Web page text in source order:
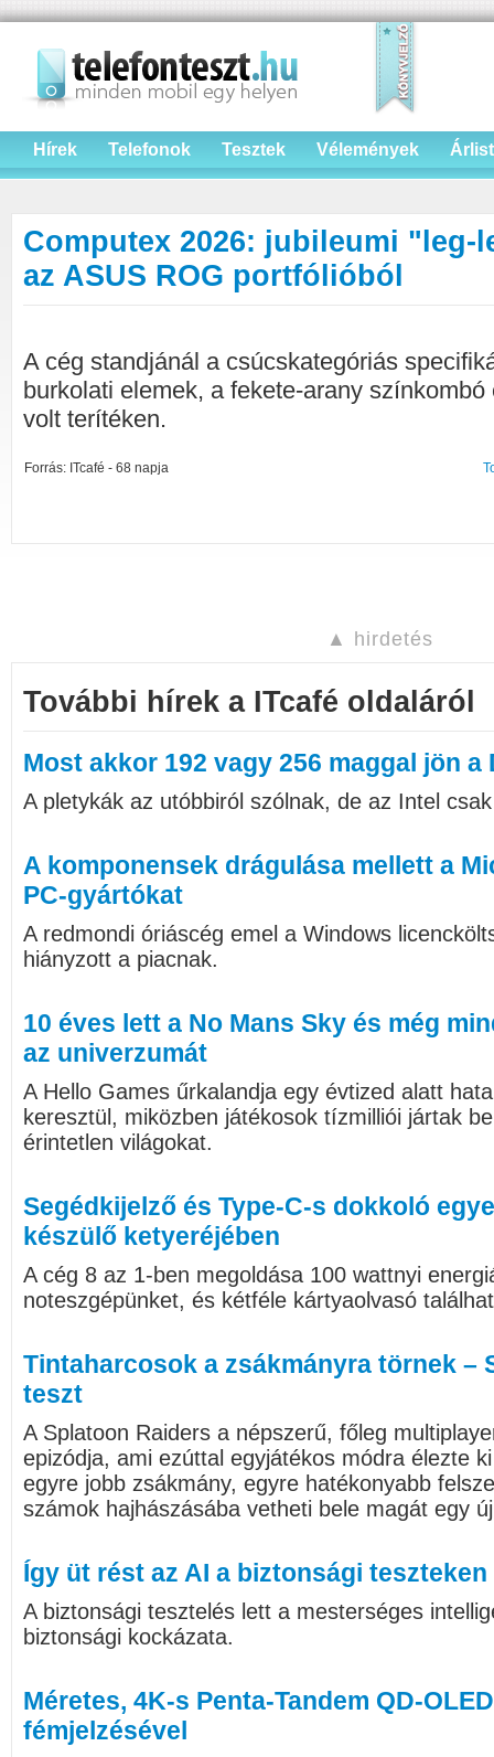
Hírek Telefonok Tesztek Vélemények
Computex 2026: jubileumi "leg-
az ASUS ROG portfólióból
A cég standjánál a csúcskategóriás
burkolati elemek, a fekete-arany
volt terítéken.
Forrás: ITcafé - 68 napja
▲ hirdetés
További hírek a ITcafé oldaláról
Most akkor 192 vagy 256 maggal jön a
A pletykák az utóbbiról szólnak, de az Intel
A komponensek drágulása mellett a
PC-gyártókat
A redmondi óriáscég emel a Windows
hiányzott a piacnak.
10 éves lett a No Mans Sky és még
az univerzumát
A Hello Games űrkalandja egy évtized alatt
keresztül, miközben játékosok tízmilliói jártak
érintetlen világokat.
Segédkijelző és Type-C-s dokkoló
készülő ketyeréjében
A cég 8 az 1-ben megoldása 100 wattnyi
noteszgépünket, és kétféle kártyaolvasó
Tintaharcosok a zsákmányra törnek –
teszt
A Splatoon Raiders a népszerű, főleg
epizódja, ami ezúttal egyjátékos módra élezte
egyre jobb zsákmány, egyre hatékonyabb
számok hajhászásába vetheti bele magát egy
Így üt rést az AI a biztonsági teszteken
A biztonsági tesztelés lett a mesterséges
biztonsági kockázata.
Méretes, 4K-s Penta-Tandem QD-
fémjelzésével